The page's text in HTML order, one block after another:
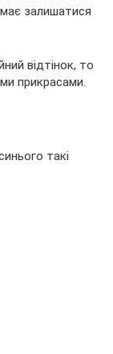
залишатися
відтінок, то
прикрасами.
такі